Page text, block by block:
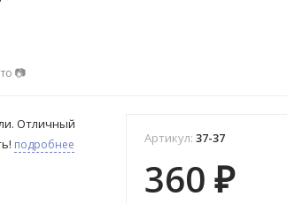
📷
Отличный
подробнее Артикул: 37-37
360 ₽